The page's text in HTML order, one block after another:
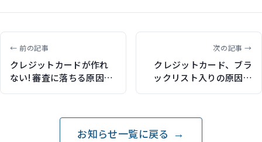
← 前の記事
クレジットカードが作れ
ない! 審査に落ちる原因
は?（マイナビニュースで
次の記事 →
クレジットカード、ブラ
ックリスト入りの原因と
消し方（マイナビニュー
お知らせ一覧に戻る